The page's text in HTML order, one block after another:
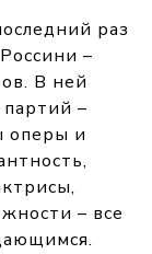
раз
–
В ней
партий –
оперы и
– все